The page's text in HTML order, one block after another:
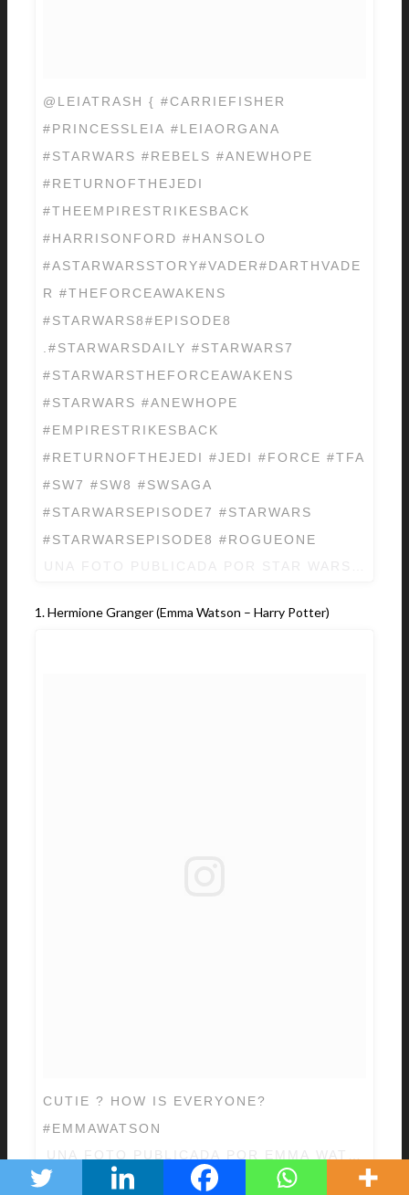
@LEIATRASH { #CARRIEFISHER
#PRINCESSLEIA #LEIAORGANA
#STARWARS #REBELS #ANEWHOPE
#RETURNOFTHEJEDI
#THEEMPIRESTRIKESBACK
#HARRISONFORD #HANSOLO
#ASTARWARSSTORY#VADER#DARTHVADE
R #THEFORCEAWAKENS
#STARWARS8#EPISODE8
.#STARWARSDAILY #STARWARS7
#STARWARSTHEFORCEAWAKENS
#STARWARS #ANEWHOPE
#EMPIRESTRIKESBACK
#RETURNOFTHEJEDI #JEDI #FORCE #TFA
#SW7 #SW8 #SWSAGA
#STARWARSEPISODE7 #STARWARS
#STARWARSEPISODE8 #ROGUEONE
1. Hermione Granger (Emma Watson – Harry Potter)
CUTIE ? HOW IS EVERYONE?
#EMMAWATSON